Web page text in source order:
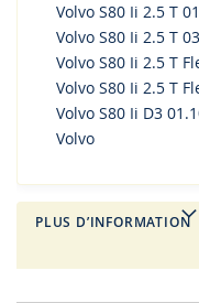
Volvo S80 Ii 2.5 T
Volvo S80 Ii 2.5 T
Volvo S80 Ii 2.5 T
Volvo S80 Ii 2.5 T
Volvo S80 Ii D3
Volvo
PLUS D’INFORMATION